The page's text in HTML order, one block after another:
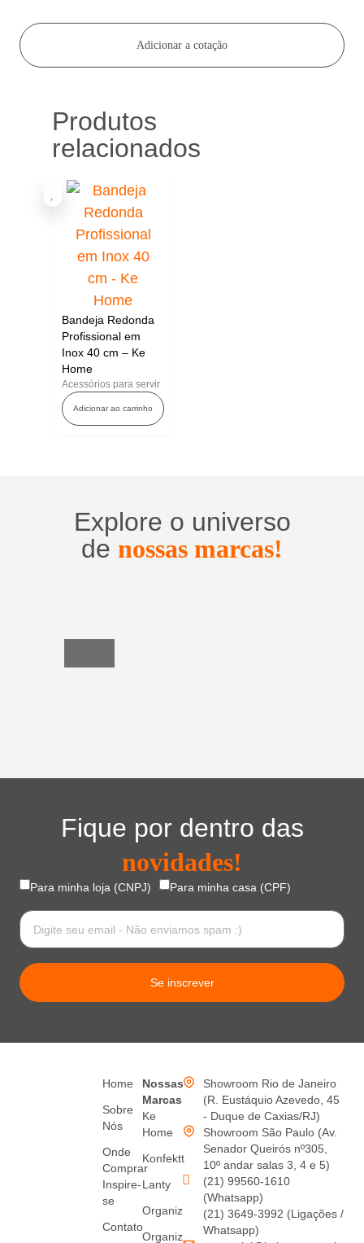
Adicionar a cotação
Produtos
relacionados
Bandeja Redonda
Profissional em
Inox 40 cm – Ke
Home
Acessórios para servir
Adicionar ao carrinho
Explore o universo
de nossas marcas!
Fique por dentro das
novidades!
Para minha loja (CNPJ) Para minha casa (CPF)
Se inscrever
Home
Sobre
Nós
Onde
Comprar
Inspire-
se
Contato
Nossas
Marcas
Ke
Home
Konfektt
Lanty
Organiz
Organiz
Showroom Rio de Janeiro
(R. Eustáquio Azevedo, 45
- Duque de Caxias/RJ)
Showroom São Paulo (Av.
Senador Queirós nº305,
10º andar salas 3, 4 e 5)
(21) 99560-1610
(Whatsapp)
(21) 3649-3992 (Ligações /
Whatsapp)